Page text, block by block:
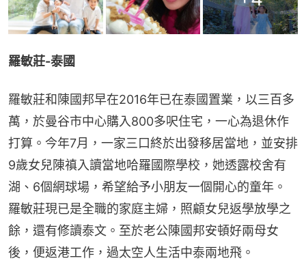
羅敏莊-泰國
羅敏莊和陳國邦早在2016年已在泰國置業，以三百多
萬，於曼谷市中心購入800多呎住宅，一心為退休作
打算。今年7月，一家三口終於出發移居當地，並安排
9歲女兒陳禛入讀當地哈羅國際學校，她透露校舍有
湖、6個網球場，希望給予小朋友一個開心的童年。
羅敏莊現已是全職的家庭主婦，照顧女兒返學放學之
餘，還有修讀泰文。至於老公陳國邦安頓好兩母女
後，便返港工作，過太空人生活中泰兩地飛。